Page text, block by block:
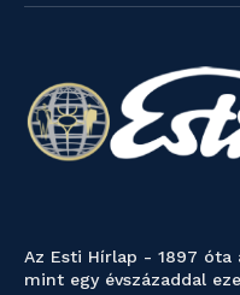
Az Esti Hírlap - 1897 óta
mint egy évszázaddal